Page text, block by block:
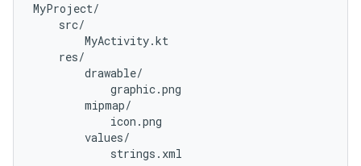
MyProject/
    src/
        MyActivity.kt
    res/
        drawable/
            graphic.png
        mipmap/
            icon.png
        values/